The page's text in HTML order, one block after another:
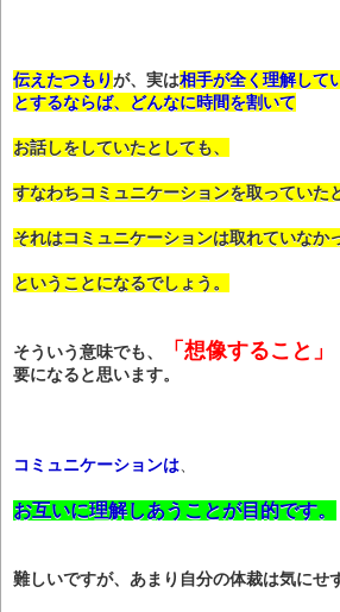
伝えたつもりが、実は相手が全く理解して
とするならば、どんなに時間を割いて
お話しをしていたとしても、
すなわちコミュニケーションを取っていた
それはコミュニケーションは取れていなか
ということになるでしょう。
そういう意味でも、 「想像すること」
要になると思います。
コミュニケーションは
お互いに理解しあうことが目的です。
難しいですが、あまり自分の体裁は気にせ